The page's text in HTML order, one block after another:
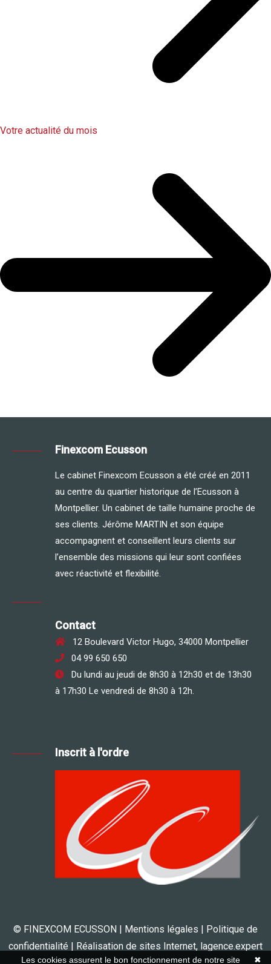
Votre actualité du mois
Finexcom Ecusson
Le cabinet Finexcom Ecusson a été créé en 2011
au centre du quartier historique de l’Ecusson à
Montpellier. Un cabinet de taille humaine proche de
ses clients. Jérôme MARTIN et son équipe
accompagnent et conseillent leurs clients sur
l’ensemble des missions qui leur sont confiées
avec réactivité et flexibilité.
Contact
12 Boulevard Victor Hugo, 34000 Montpellier
04 99 650 650
Du lundi au jeudi de 8h30 à 12h30 et de 13h30
à 17h30 Le vendredi de 8h30 à 12h.
Inscrit à l'ordre
© FINEXCOM ECUSSON | Mentions légales
Politique de
confidentialité | Réalisation de sites Internet, lagence.expert
✖
Les cookies assurent le bon fonctionnement de notre site